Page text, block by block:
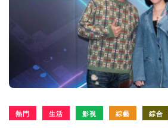
熱門 生活 影視 綜藝 綜合